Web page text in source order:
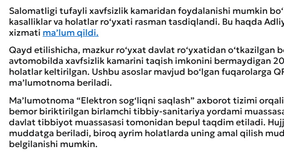
Salomatligi tufayli xavfsizlik kamaridan foydalanishi mumkin
kasalliklar va holatlar ro‘yxati rasman tasdiqlandi. Bu haqda
xizmati ma’lum qildi.
Qayd etilishicha, mazkur ro‘yxat davlat ro‘yxatidan o‘tkazilgan
avtomobilda xavfsizlik kamarini taqish imkonini bermaydigan
holatlar keltirilgan. Ushbu asoslar mavjud bo‘lgan fuqarolarga
ma’lumotnoma beriladi.
Ma’lumotnoma “Elektron sog‘liqni saqlash” axborot tizimi
bemor biriktirilgan birlamchi tibbiy-sanitariya yordami
davlat tibbiyot muassasasi tomonidan bepul taqdim etiladi.
muddatga beriladi, biroq ayrim holatlarda uning amal qilish
belgilanishi mumkin.